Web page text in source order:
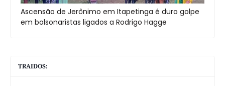
Ascensão de Jerônimo em Itapetinga é duro golpe
em bolsonaristas ligados a Rodrigo Hagge
TRAIDOS: